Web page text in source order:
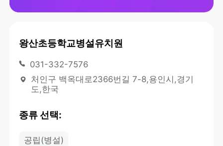
왕산초등학교병설유치원
031-332-7576
처인구 백옥대로2366번길 7-8,용인시,경기
도,한국
종류 선택:
공립(병설)